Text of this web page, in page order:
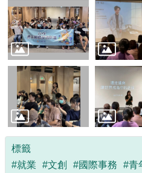
標籤
#就業
#文創 #國際事務 #青